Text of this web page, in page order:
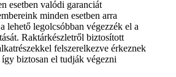
esetben valódi garanciát
minden esetben arra
lehető legolcsóbban végezzék el a
Raktárkészletről biztosított
felszerelkezve érkeznek
biztosan el tudják végezni